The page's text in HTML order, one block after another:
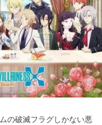
の破滅フラグしかない悪